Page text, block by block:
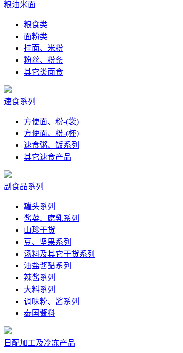
粮油米面
粮食类
面粉类
挂面、米粉
粉丝、粉条
其它类面食
速食系列
方便面、粉-(袋)
方便面、粉-(杯)
速食粥、饭系列
其它速食产品
副食品系列
罐头系列
酱菜、腐乳系列
山珍干货
豆、坚果系列
汤料及其它干货系列
油盐酱醋系列
辣酱系列
大料系列
调味粉、酱系列
泰国酱料
日配加工及冷冻产品